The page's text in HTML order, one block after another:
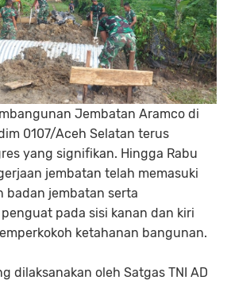
Jembatan Aramco di
0107/Aceh Selatan terus
yang signifikan. Hingga Rabu
jembatan telah memasuki
badan jembatan serta
pada sisi kanan dan kiri
ketahanan bangunan.
dilaksanakan oleh Satgas TNI AD